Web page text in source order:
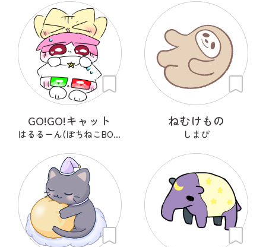
GO!GO!キャット
はるるーん(ぽちねこBOOKS)
ねむけもの
しまぴ